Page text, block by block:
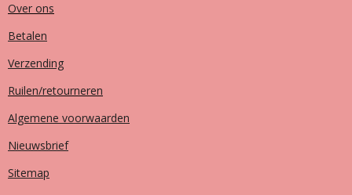
Over ons
Betalen
Verzending
Ruilen/retourneren
Algemene voorwaarden
Nieuwsbrief
Sitemap